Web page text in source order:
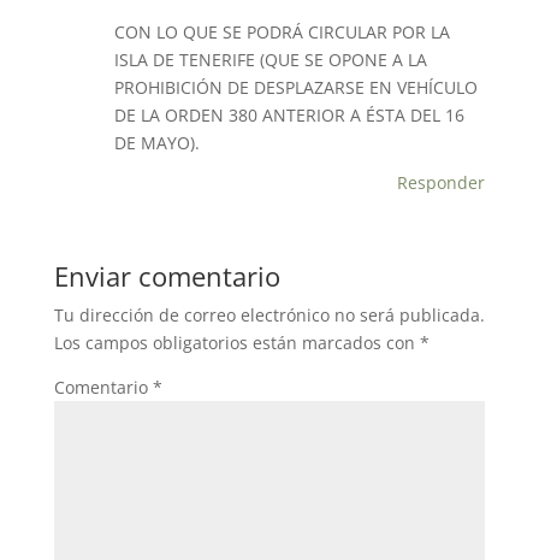
CON LO QUE SE PODRÁ CIRCULAR POR LA
ISLA DE TENERIFE (QUE SE OPONE A LA
PROHIBICIÓN DE DESPLAZARSE EN VEHÍCULO
DE LA ORDEN 380 ANTERIOR A ÉSTA DEL 16
DE MAYO).
Responder
Enviar comentario
Tu dirección de correo electrónico no será publicada.
Los campos obligatorios están marcados con *
Comentario *